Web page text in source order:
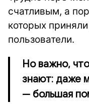
счатливым, а
которых
пользователи.
Но важно,
знают: даже
— большая